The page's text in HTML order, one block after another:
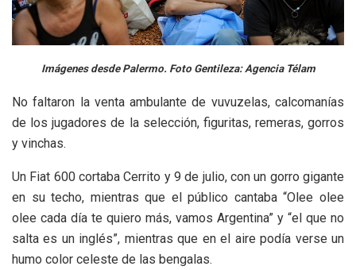
Imágenes desde Palermo. Foto Gentileza: Agencia Télam
No faltaron la venta ambulante de vuvuzelas, calcomanías
de los jugadores de la selección, figuritas, remeras, gorros
y vinchas.
Un Fiat 600 cortaba Cerrito y 9 de julio, con un gorro gigante
en su techo, mientras que el público cantaba “Olee olee
olee cada día te quiero más, vamos Argentina” y “el que no
salta es un inglés”, mientras que en el aire podía verse un
humo color celeste de las bengalas.